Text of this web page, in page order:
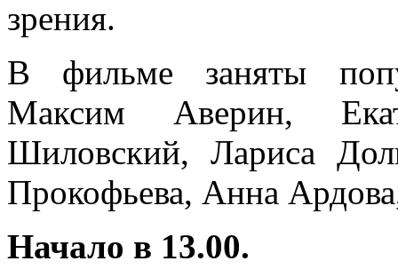
зрения.
В фильме заняты
Максим Аверин,
Шиловский, Лариса
Прокофьева, Анна
Начало в 13.00.